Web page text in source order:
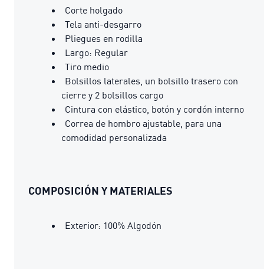
Corte holgado
Tela anti-desgarro
Pliegues en rodilla
Largo: Regular
Tiro medio
Bolsillos laterales, un bolsillo trasero con
cierre y 2 bolsillos cargo
Cintura con elástico, botón y cordón interno
Correa de hombro ajustable, para una
comodidad personalizada
COMPOSICIÓN Y MATERIALES
Exterior: 100% Algodón